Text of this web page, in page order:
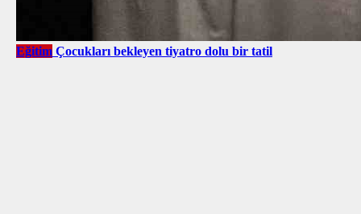
Eğitim Çocukları bekleyen tiyatro dolu bir tatil